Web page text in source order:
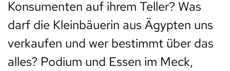
Konsumenten auf ihrem Teller? Was
darf die Kleinbäuerin aus Ägypten uns
verkaufen und wer bestimmt über das
alles? Podium und Essen im Meck,